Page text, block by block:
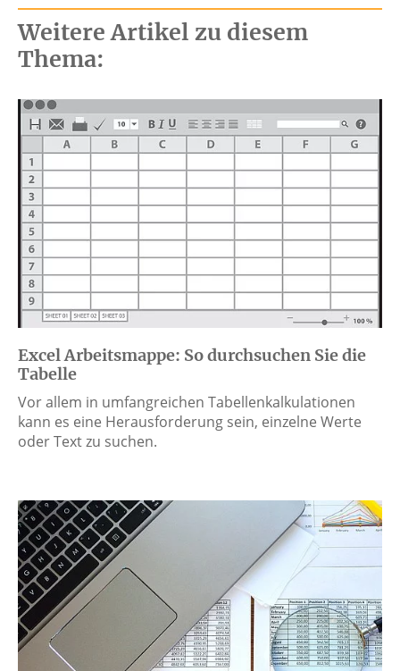
Weitere Artikel zu diesem
Thema:
Excel Arbeitsmappe: So durchsuchen Sie die
Tabelle
Vor allem in umfangreichen Tabellenkalkulationen
kann es eine Herausforderung sein, einzelne Werte
oder Text zu suchen.